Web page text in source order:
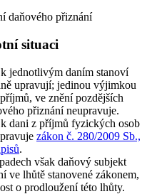
daňového přiznání
situaci
jednotlivým daním stanoví
upravují; jedinou výjimkou
ve znění pozdějších
přiznání neupravuje.
dani z příjmů fyzických osob
zákon č. 280/2009 Sb.,
.
však daňový subjekt
ve lhůtě stanovené zákonem,
o prodloužení této lhůty.